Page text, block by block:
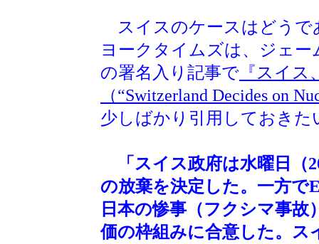
スイスのケースはどうで
ヨークタイムズは、ジェー
の署名入り記事で 『スイ
（“Switzerland Decides on
少しばかり引用しておきた
「スイス政府は水曜日（
の放棄を決定した。一方で
日本の惨事（フクシマ事故
価の枠組みに合意した。